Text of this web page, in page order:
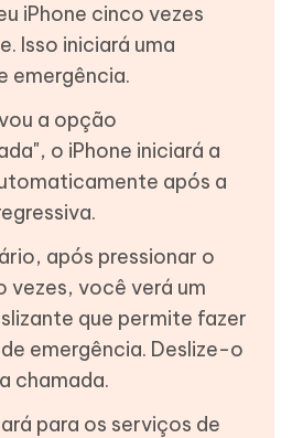
iPhone cinco vezes
Isso iniciará uma
emergência.
a opção
o iPhone iniciará a
após a
após pressionar o
vezes, você verá um
que permite fazer
emergência. Deslize-o
chamada.
para os serviços de